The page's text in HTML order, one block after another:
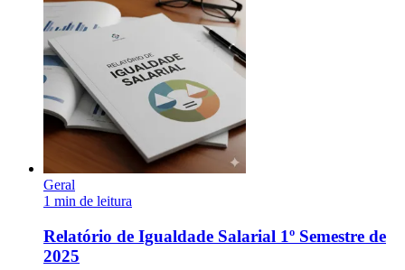
Geral
1 min de leitura
Relatório de Igualdade Salarial 1º Semestre de
2025